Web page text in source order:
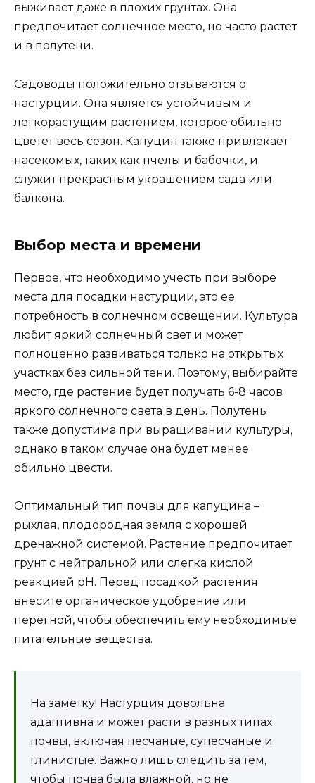
выживает даже в плохих грунтах. Она
предпочитает солнечное место, но часто растет
и в полутени.
Садоводы положительно отзываются о
настурции. Она является устойчивым и
легкорастущим растением, которое обильно
цветет весь сезон. Капуцин также привлекает
насекомых, таких как пчелы и бабочки, и
служит прекрасным украшением сада или
балкона.
Выбор места и времени
Первое, что необходимо учесть при выборе
места для посадки настурции, это ее
потребность в солнечном освещении. Культура
любит яркий солнечный свет и может
полноценно развиваться только на открытых
участках без сильной тени. Поэтому, выбирайте
место, где растение будет получать 6-8 часов
яркого солнечного света в день. Полутень
также допустима при выращивании культуры,
однако в таком случае она будет менее
обильно цвести.
Оптимальный тип почвы для капуцина –
рыхлая, плодородная земля с хорошей
дренажной системой. Растение предпочитает
грунт с нейтральной или слегка кислой
реакцией pH. Перед посадкой растения
внесите органическое удобрение или
перегной, чтобы обеспечить ему необходимые
питательные вещества.
На заметку! Настурция довольна
адаптивна и может расти в разных типах
почвы, включая песчаные, супесчаные и
глинистые. Важно лишь следить за тем,
чтобы почва была влажной, но не